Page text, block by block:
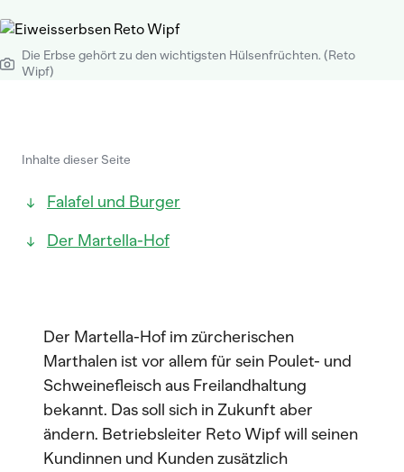
Die Erbse gehört zu den wichtigsten Hülsenfrüchten. (Reto
Wipf)
Inhalte dieser Seite
Falafel und Burger
Der Martella-Hof
Der Martella-Hof im zürcherischen
Marthalen ist vor allem für sein Poulet- und
Schweinefleisch aus Freilandhaltung
bekannt. Das soll sich in Zukunft aber
ändern. Betriebsleiter Reto Wipf will seinen
Kundinnen und Kunden zusätzlich